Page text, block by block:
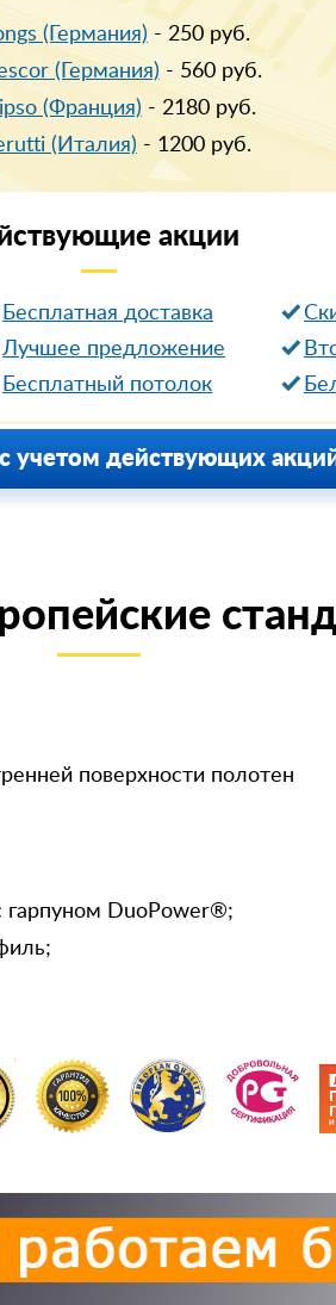
(Германия) - 250руб.
(Германия) - 560руб.
(Франция) - 2180руб.
(Италия) - 1200руб.
акции
Бесплатная доставка
Лучшее предложение
Бесплатный потолок
с учетом действующих
поверхности полотен
гарпуном DuoPower®;